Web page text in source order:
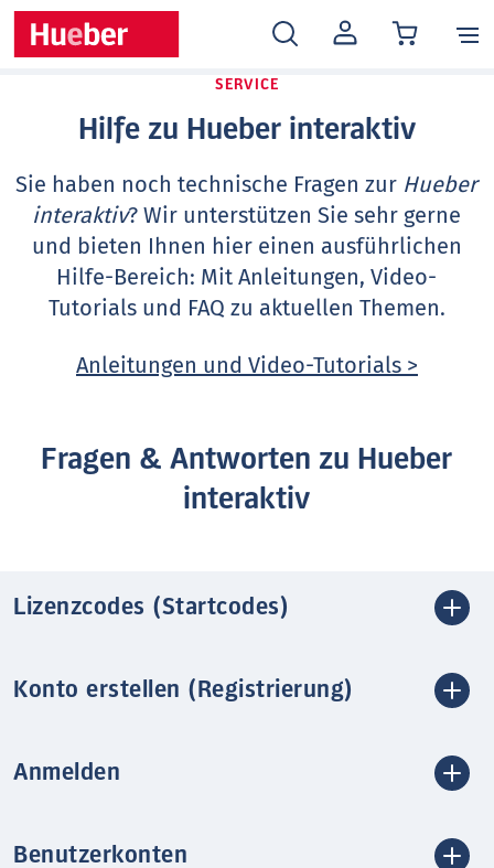
MEIN
KONTO
SERVICE
Hilfe zu Hueber interaktiv
Sie haben noch technische Fragen zur Hueber
interaktiv? Wir unterstützen Sie sehr gerne
und bieten Ihnen hier einen ausführlichen
Hilfe-Bereich: Mit Anleitungen, Video-
Tutorials und FAQ zu aktuellen Themen.
Anleitungen und Video-Tutorials >
Fragen & Antworten zu Hueber
interaktiv
Lizenzcodes (Startcodes)
Konto erstellen (Registrierung)
Anmelden
Benutzerkonten